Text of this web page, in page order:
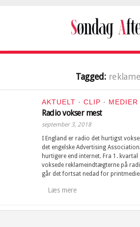
Tagged:
AKTUELT · CLIP ·
Radio vokser mest
september 3, 2018
I England er radio det hurtigst
det engelske Advertising
hurtigere end internet. Fra 1.
voksede reklameindtægterne på
går det fortsat nedad for
Læs mere